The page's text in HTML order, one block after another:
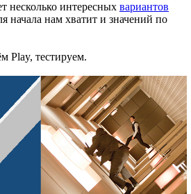
несколько интересных вариантов
начала нам хватит и значений по
Play, тестируем.